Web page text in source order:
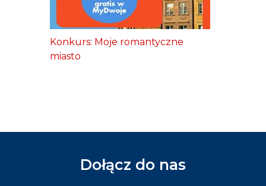
Konkurs: Moje romantyczne
miasto
Dołącz do nas